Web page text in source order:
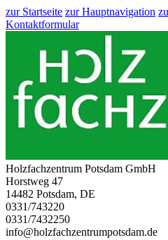
zur Startseite zur Hauptnavigation
Kontaktformular
Holzfachzentrum Potsdam GmbH
Horstweg 47
14482 Potsdam, DE
0331/743220
0331/7432250
info@holzfachzentrumpotsdam.de